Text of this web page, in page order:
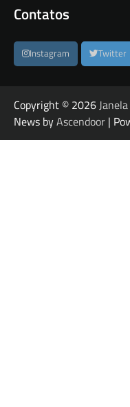
Contatos
Instagram Twitter
Copyright © 2026
News byAscendoor |